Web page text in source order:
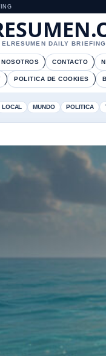
ELRESUMEN DAILY BRIEFING
CONTACTO
POLITICA DE COOKIES
LOCAL MUNDO POLITICA